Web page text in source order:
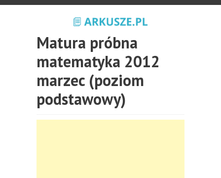
Matura próbna
matematyka 2012
marzec (poziom
podstawowy)